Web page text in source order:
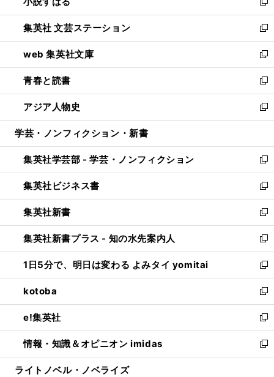
開
く
い
ウ
ィ
ン
ド
ウ
で
開
く
新
し
い
ウ
ィ
ン
ド
ウ
で
開
集英社 文芸ステーション
新
し
い
ウ
ィ
ン
ド
ウ
開
く
web 集英社文庫
新
し
い
ウ
ィ
ン
ウ
で
開
く
青春と読書
新
し
い
ウ
ン
ド
ウ
で
開
く
アジア人物史
新
し
ウ
ィ
ン
ド
ウ
で
開
く
学芸・ノンフィクション・新書
集英社学芸部 - 学芸・ノンフィクション
新
し
い
ウ
ィ
ン
ド
ウ
で
開
く
集英社ビジネス書
新
し
い
ウ
ィ
ン
ド
ウ
で
開
く
集英社新書
新
し
い
ウ
ィ
ン
ド
ウ
で
開
く
集英社新書プラス - 知の水先案内人
新
し
い
ウ
ィ
ン
ド
ウ
で
開
1日5分で、明日は変わる よみタイ yomitai
新
し
い
ウ
ィ
ン
ド
ウ
kotoba
新
し
い
ウ
ィ
ン
e!集英社
新
し
い
ウ
情報・知識＆オピニオン imidas
新
し
ライトノベル・ノベライズ